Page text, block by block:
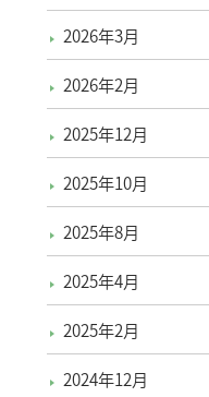
2026年3月
2026年2月
2025年12月
2025年10月
2025年8月
2025年4月
2025年2月
2024年12月